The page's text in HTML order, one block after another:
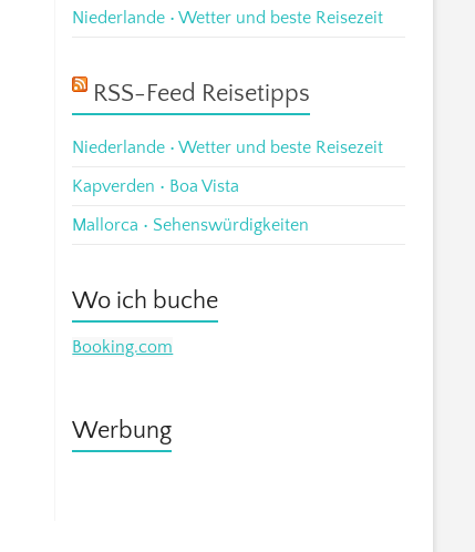
Niederlande • Wetter und beste Reisezeit
RSS-Feed Reisetipps
Niederlande • Wetter und beste Reisezeit
Kapverden • Boa Vista
Mallorca • Sehenswürdigkeiten
Wo ich buche
Booking.com
Werbung